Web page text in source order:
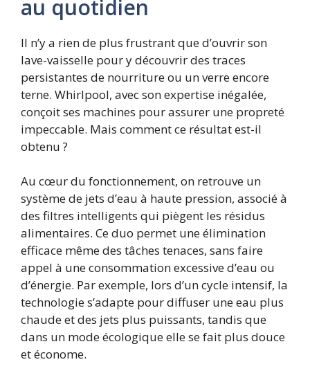
au quotidien
Il n’y a rien de plus frustrant que d’ouvrir son
lave-vaisselle pour y découvrir des traces
persistantes de nourriture ou un verre encore
terne. Whirlpool, avec son expertise inégalée,
conçoit ses machines pour assurer une propreté
impeccable. Mais comment ce résultat est-il
obtenu ?
Au cœur du fonctionnement, on retrouve un
système de jets d’eau à haute pression, associé à
des filtres intelligents qui piègent les résidus
alimentaires. Ce duo permet une élimination
efficace même des tâches tenaces, sans faire
appel à une consommation excessive d’eau ou
d’énergie. Par exemple, lors d’un cycle intensif, la
technologie s’adapte pour diffuser une eau plus
chaude et des jets plus puissants, tandis que
dans un mode écologique elle se fait plus douce
et économe.